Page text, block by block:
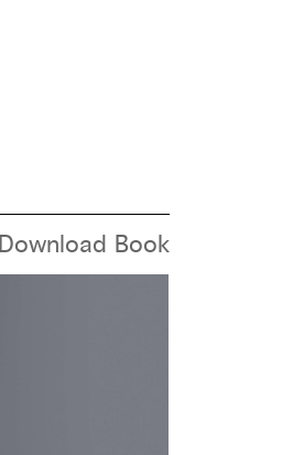
Download Book